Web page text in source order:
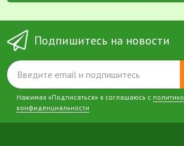
Подпишитесь на новости
Нажимая «Подписаться» я соглашаюсь с
конфиденциальности